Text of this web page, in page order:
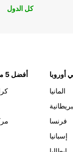
كل الدول
أفضل 5 مواقع في المنامة
أوروبا
المانيا
فرنسا
إسبانيا